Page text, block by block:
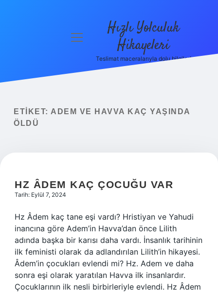
Yasal Uyarı
menüyü
Hızlı Yolculuk
Hikayeleri
Teslimat maceralarıyla dolu bilgiler!
ETIKET: ADEM VE HAVVA KAÇ YAŞINDA
ÖLDÜ
HZ ÂDEM KAÇ ÇOCUĞU VAR
Tarih: Eylül 7, 2024
Hz Âdem kaç tane eşi vardı? Hristiyan ve Yahudi
inancına göre Adem’in Havva’dan önce Lilith
adında başka bir karısı daha vardı. İnsanlık tarihinin
ilk feministi olarak da adlandırılan Lilith’in hikayesi.
Âdem’in çocukları evlendi mi? Hz. Adem ve daha
sonra eşi olarak yaratılan Havva ilk insanlardır.
Çocuklarının ilk nesli birbirleriyle evlendi. Hz Âdem